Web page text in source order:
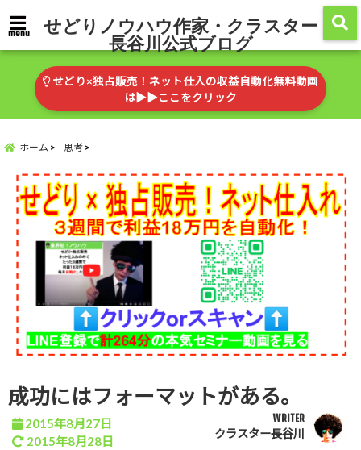
menu せどりノウハウ作家・クラスター
長谷川公式ブログ
せどり×独占販売！ネット仕入の収益自動化無料動画
は▶︎▶︎ここをクリック
ホーム 思考
成功にはフォーマットがある。
2015年8月27日
2015年8月28日
WRITER
クラスター長谷川